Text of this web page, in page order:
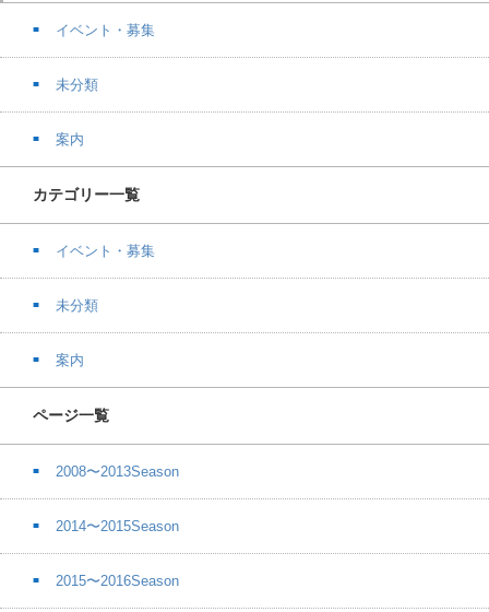
イベント・募集
未分類
案内
カテゴリー一覧
イベント・募集
未分類
案内
ページ一覧
2008〜2013Season
2014〜2015Season
2015〜2016Season